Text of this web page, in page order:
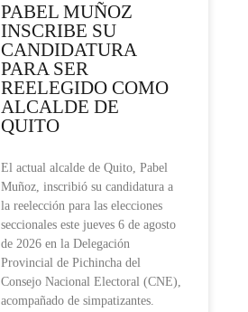
PABEL MUÑOZ
INSCRIBE SU
CANDIDATURA
PARA SER
REELEGIDO COMO
ALCALDE DE
QUITO
El actual alcalde de Quito, Pabel
Muñoz, inscribió su candidatura a
la reelección para las elecciones
seccionales este jueves 6 de agosto
de 2026 en la Delegación
Provincial de Pichincha del
Consejo Nacional Electoral (CNE),
acompañado de simpatizantes.